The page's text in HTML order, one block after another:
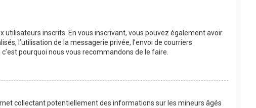
utilisateurs inscrits. En vous inscrivant, vous pouvez également avoir
l’utilisation de la messagerie privée, l’envoi de courriers
pourquoi nous vous recommandons de le faire.
collectant potentiellement des informations sur les mineurs âgés